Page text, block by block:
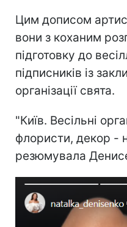
Цим дописом
вони з коханим
підготовку до
підписників із
організації свята.
"Київ. Весільні
флористи, декор -
резюмувала